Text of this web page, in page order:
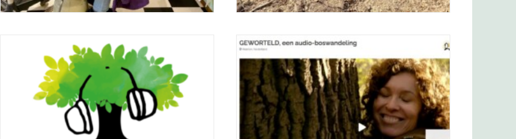
Tijdens festival Cultura Nova 2021 in
Crowdfunding-campagne voor
GEWORTELD, een audio-boswandeling.